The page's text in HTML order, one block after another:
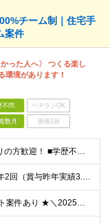
チーム制｜住宅手
案件
かった人へ〉 つくる楽し
環境があります！
不問 ベテランOK
数月 面接1回
◎第二新卒、ブランクありの方歓迎！ ■学歴不問 ■何らかの開発経験またはプログラミングや保守・運用のご経験 ※言語や経験年数は不問 ＜こんな方にピッタリです＞ □ 上流のスキルを身につけたい □ 再
月給24万1800円～+賞与年2回（賞与昨年実績3.2ヶ月）+各種手当＋住宅手当あり(最大1万5千円) ※経験やスキルを考慮して決定します。 ※上記月給には一律支給の住宅手当・永年勤続手当を含みます
◎転勤なし ◎フルリモート案件あり ★＼2025年10月20日にNEWオフィス移転／★ ━━━━━━━━━━━━━━━━━━━━━━ AMG Solutionは、日本橋大伝馬町に移転！ 移転に向けて